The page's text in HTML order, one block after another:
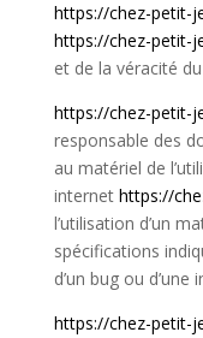
https://chez-petit-
https://chez-petit-
et de la véracité
https://chez-petit-
responsable des
au matériel de
internet https://
l’utilisation d’un
spécifications
d’un bug ou d’une
https://chez-petit-